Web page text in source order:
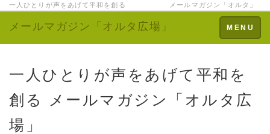
一人ひとりが声をあげて平和を創る メールマガジン「オルタ」
Toggle
navigation
MENU
メールマガジン「オルタ広場」
一人ひとりが声をあげて平和を
創る メールマガジン「オルタ広
場」